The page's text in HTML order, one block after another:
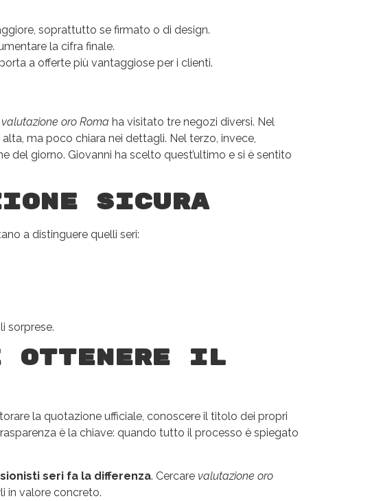
soprattutto se firmato o di design.
la cifra finale.
a offerte più vantaggiose per i clienti.
valutazione oro Roma ha visitato tre negozi diversi. Nel
ma poco chiara nei dettagli. Nel terzo, invece,
giorno. Giovanni ha scelto quest’ultimo e si è sentito
sicura
a distinguere quelli seri:
sorprese.
ottenere il
la quotazione ufficiale, conoscere il titolo dei propri
è la chiave: quando tutto il processo è spiegato
seri fa la differenza. Cercare valutazione oro
in valore concreto.